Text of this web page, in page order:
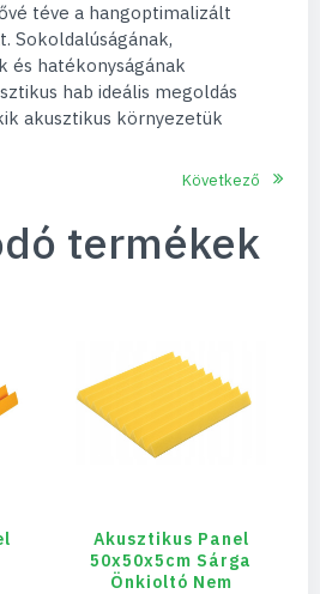
téve a hangoptimalizált
Sokoldalúságának,
és hatékonyságának
hab ideális megoldás
akusztikus környezetük
Következő
termékek
Akusztikus Panel
50x50x5cm Sárga
Önkioltó Nem